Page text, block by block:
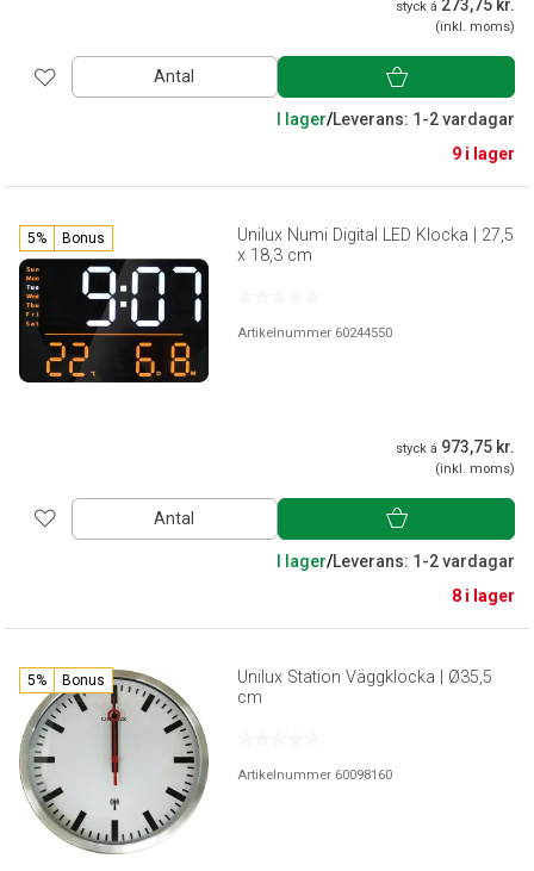
styck á 273,75 kr.
(inkl. moms)
Antal
I lager/Leverans: 1-2 vardagar
9 i lager
5% Bonus
Unilux Numi Digital LED Klocka | 27,5
x 18,3 cm
Artikelnummer 60244550
styck á 973,75 kr.
(inkl. moms)
Antal
I lager/Leverans: 1-2 vardagar
8 i lager
5% Bonus
Unilux Station Väggklocka | Ø35,5
cm
Artikelnummer 60098160